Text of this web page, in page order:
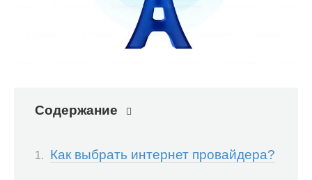
Содержание
Как выбрать интернет провайдера?